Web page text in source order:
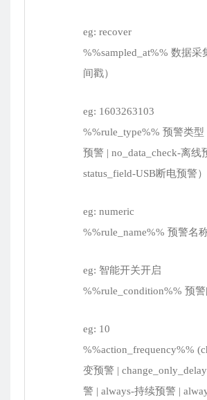
eg: recover
%%sampled_at%% 数据
间戳）
eg: 1603263103
%%rule_type%% 预警类
预警 | no_data_check-离线
status_field-USB断电预警）
eg: numeric
%%rule_name%% 预警名
eg: 智能开关开启
%%rule_condition%% 预
eg: 10
%%action_frequency%%
变预警 |
警 | always-持续预警 |